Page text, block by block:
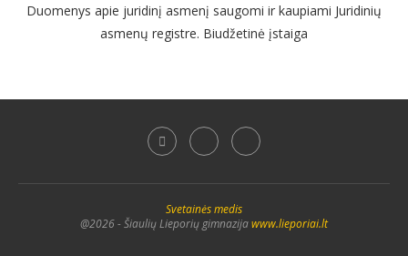
Duomenys apie juridinį asmenį saugomi ir kaupiami Juridinių
asmenų registre. Biudžetinė įstaiga
Svetainės medis
@2026 - Šiaulių Lieporių gimnazijawww.lieporiai.lt